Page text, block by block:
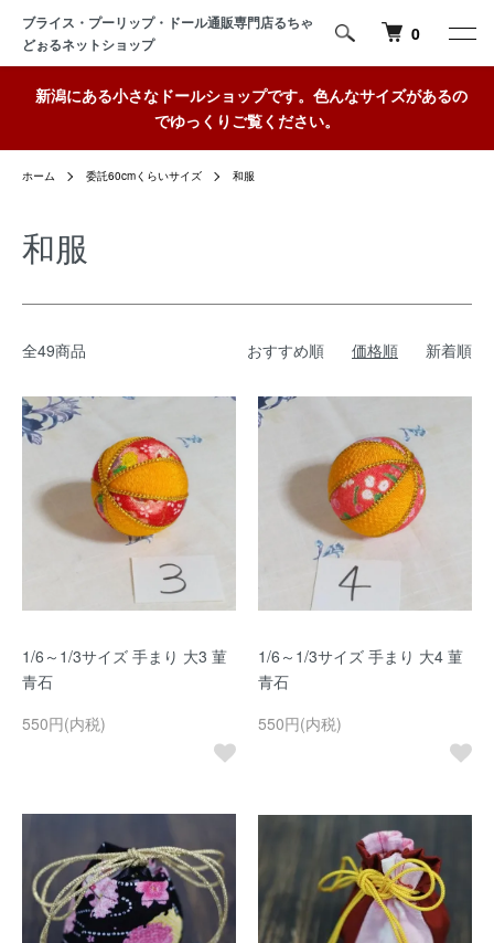
ブライス・プーリップ・ドール通販専門店るちゃ
どぉるネットショップ
0
新潟にある小さなドールショップです。色んなサイズがあるの
でゆっくりご覧ください。
ホーム 委託60cmくらいサイズ 和服
和服
全49商品 おすすめ順 価格順 新着順
1/6～1/3サイズ 手まり 大3 菫
青石
550円(内税)
1/6～1/3サイズ 手まり 大4 菫
青石
550円(内税)